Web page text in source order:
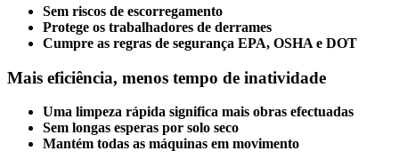
Sem riscos de escorregamento
Protege os trabalhadores de derrames
Cumpre as regras de segurança EPA, OSHA e DOT
Mais eficiência, menos tempo de inatividade
Uma limpeza rápida significa mais obras efectuadas
Sem longas esperas por solo seco
Mantém todas as máquinas em movimento